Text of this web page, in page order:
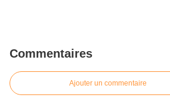
Commentaires
Ajouter un commentaire